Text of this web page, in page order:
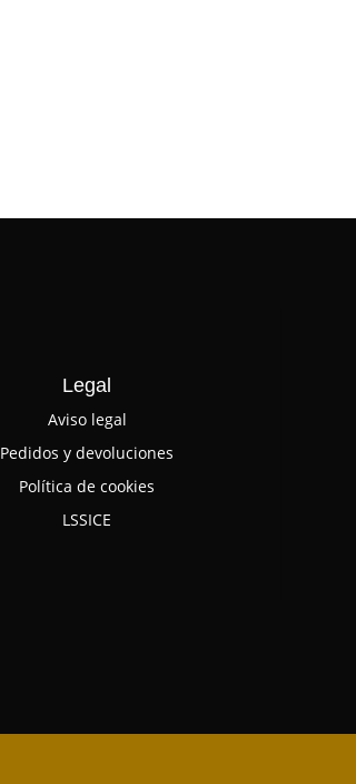
Legal
Aviso legal
Pedidos y devoluciones
Política de cookies
LSSICE